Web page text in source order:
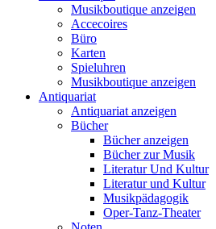
Musikboutique anzeigen
Accecoires
Büro
Karten
Spieluhren
Musikboutique anzeigen
Antiquariat
Antiquariat anzeigen
Bücher
Bücher anzeigen
Bücher zur Musik
Literatur Und Kultur
Literatur und Kultur
Musikpädagogik
Oper-Tanz-Theater